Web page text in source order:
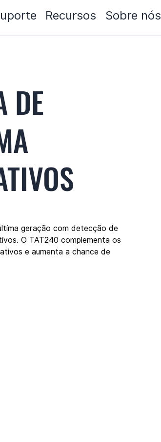
Recursos Sobre nós
DE
geração com detecção de
O TAT240 complementa os
e aumenta a chance de